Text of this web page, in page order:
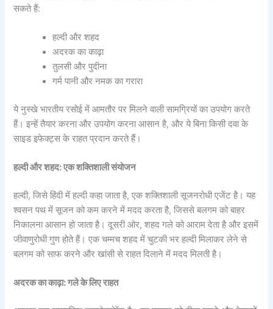
सकते हैं:
हल्दी और शहद
अदरक का काढ़ा
तुलसी और पुदीना
गर्म पानी और नमक का गरारा
ये नुस्खे भारतीय रसोई में आमतौर पर मिलने वाली सामग्रियों का उपयोग करते
हैं। इन्हें तैयार करना और उपयोग करना आसान है, और ये बिना किसी दवा के
साइड इफेक्ट्स के राहत प्रदान करते हैं।
हल्दी और शहद: एक शक्तिशाली संयोजन
हल्दी, जिसे हिंदी में हल्दी कहा जाता है, एक शक्तिशाली सूजनरोधी एजेंट है। यह
श्वसन पथ में सूजन को कम करने में मदद करता है, जिससे बलगम को बाहर
निकालना आसान हो जाता है। दूसरी ओर, शहद गले को आराम देता है और इसमें
जीवाणुरोधी गुण होते हैं। एक चम्मच शहद में चुटकी भर हल्दी मिलाकर लेने से
बलगम को साफ करने और खांसी से राहत दिलाने में मदद मिलती है।
अदरक का काढ़ा: गले के लिए राहत